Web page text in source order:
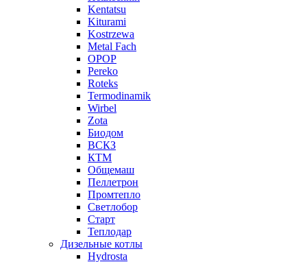
Kentatsu
Kiturami
Kostrzewa
Metal Fach
OPOP
Pereko
Roteks
Termodinamik
Wirbel
Zota
Биодом
ВСКЗ
КТМ
Общемаш
Пеллетрон
Промтепло
Светлобор
Старт
Теплодар
Дизельные котлы
Hydrosta